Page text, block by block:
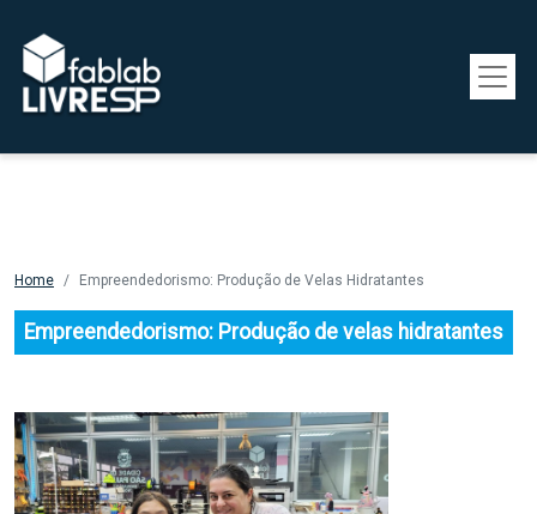
Home Empreendedorismo: Produção de Velas Hidratantes
Empreendedorismo: Produção de velas hidratantes